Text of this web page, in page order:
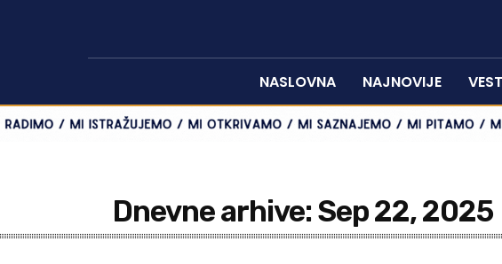
NASLOVNA NAJNOVIJE
Dnevne arhive: Sep 22, 2025